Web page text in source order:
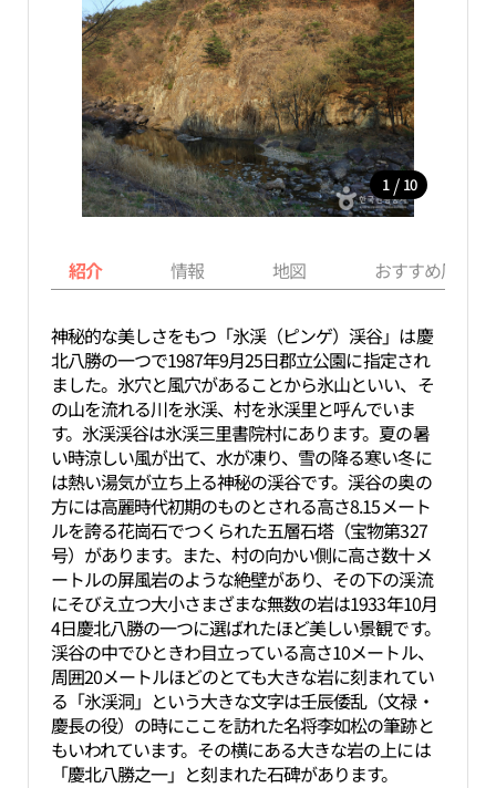
1 / 10
紹介 情報 地図 おすすめ周辺
神秘的な美しさをもつ「氷渓（ピンゲ）渓谷」は慶
北八勝の一つで1987年9月25日郡立公園に指定され
ました。氷穴と風穴があることから氷山といい、そ
の山を流れる川を氷渓、村を氷渓里と呼んでいま
す。氷渓渓谷は氷渓三里書院村にあります。夏の暑
い時涼しい風が出て、水が凍り、雪の降る寒い冬に
は熱い湯気が立ち上る神秘の渓谷です。渓谷の奥の
方には高麗時代初期のものとされる高さ8.15メート
ルを誇る花崗石でつくられた五層石塔（宝物第327
号）があります。また、村の向かい側に高さ数十メ
ートルの屏風岩のような絶壁があり、その下の渓流
にそびえ立つ大小さまざまな無数の岩は1933年10月
4日慶北八勝の一つに選ばれたほど美しい景観です。
渓谷の中でひときわ目立っている高さ10メートル、
周囲20メートルほどのとても大きな岩に刻まれてい
る「氷渓洞」という大きな文字は壬辰倭乱（文禄・
慶長の役）の時にここを訪れた名将李如松の筆跡と
もいわれています。その横にある大きな岩の上には
「慶北八勝之一」と刻まれた石碑があります。